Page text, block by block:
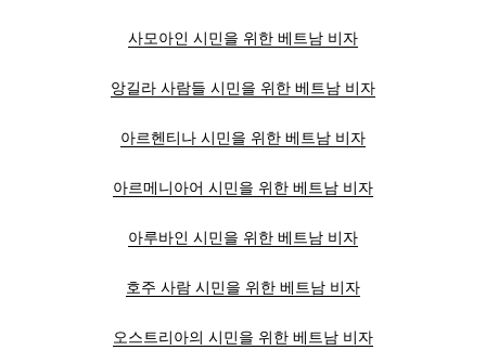
사모아인 시민을 위한 베트남 비자
앙길라 사람들 시민을 위한 베트남 비자
아르헨티나 시민을 위한 베트남 비자
아르메니아어 시민을 위한 베트남 비자
아루바인 시민을 위한 베트남 비자
호주 사람 시민을 위한 베트남 비자
오스트리아의 시민을 위한 베트남 비자